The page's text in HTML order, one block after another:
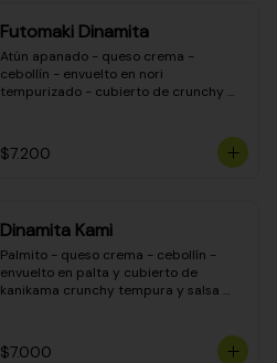
Futomaki Dinamita
Atún apanado - queso crema -
cebollín - envuelto en nori
tempurizado - cubierto de crunchy
$7.200
Dinamita Kami
Palmito - queso crema - cebollín -
envuelto en palta y cubierto de
kanikama crunchy tempura y salsa
$7.000